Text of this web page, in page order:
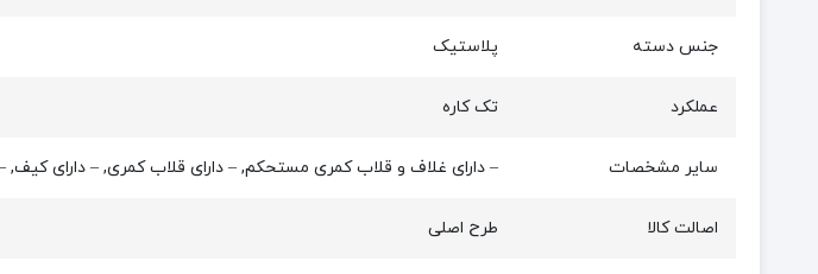
جنس دسته پلاستیک
عملکرد تک کاره
سایر مشخصات – دارای غلاف و قلاب کمری مستحکم, – دارای قلاب کمری, – دارای کیف, – طول بلند ترین تیغه: 135 میلی متر, – نوع
اصالت کالا طرح اصلی